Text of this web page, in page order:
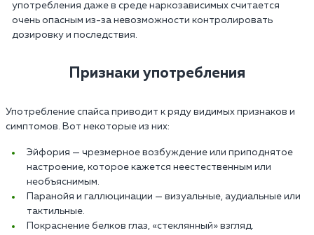
употребления даже в среде наркозависимых считается
очень опасным из-за невозможности контролировать
дозировку и последствия.
Признаки употребления
Употребление спайса приводит к ряду видимых признаков и
симптомов. Вот некоторые из них:
Эйфория — чрезмерное возбуждение или приподнятое
настроение, которое кажется неестественным или
необъяснимым.
Паранойя и галлюцинации — визуальные, аудиальные или
тактильные.
Покраснение белков глаз, «стеклянный» взгляд.